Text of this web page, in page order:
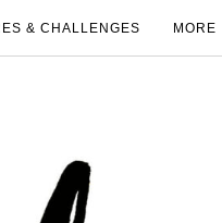
& CHALLENGES MORE